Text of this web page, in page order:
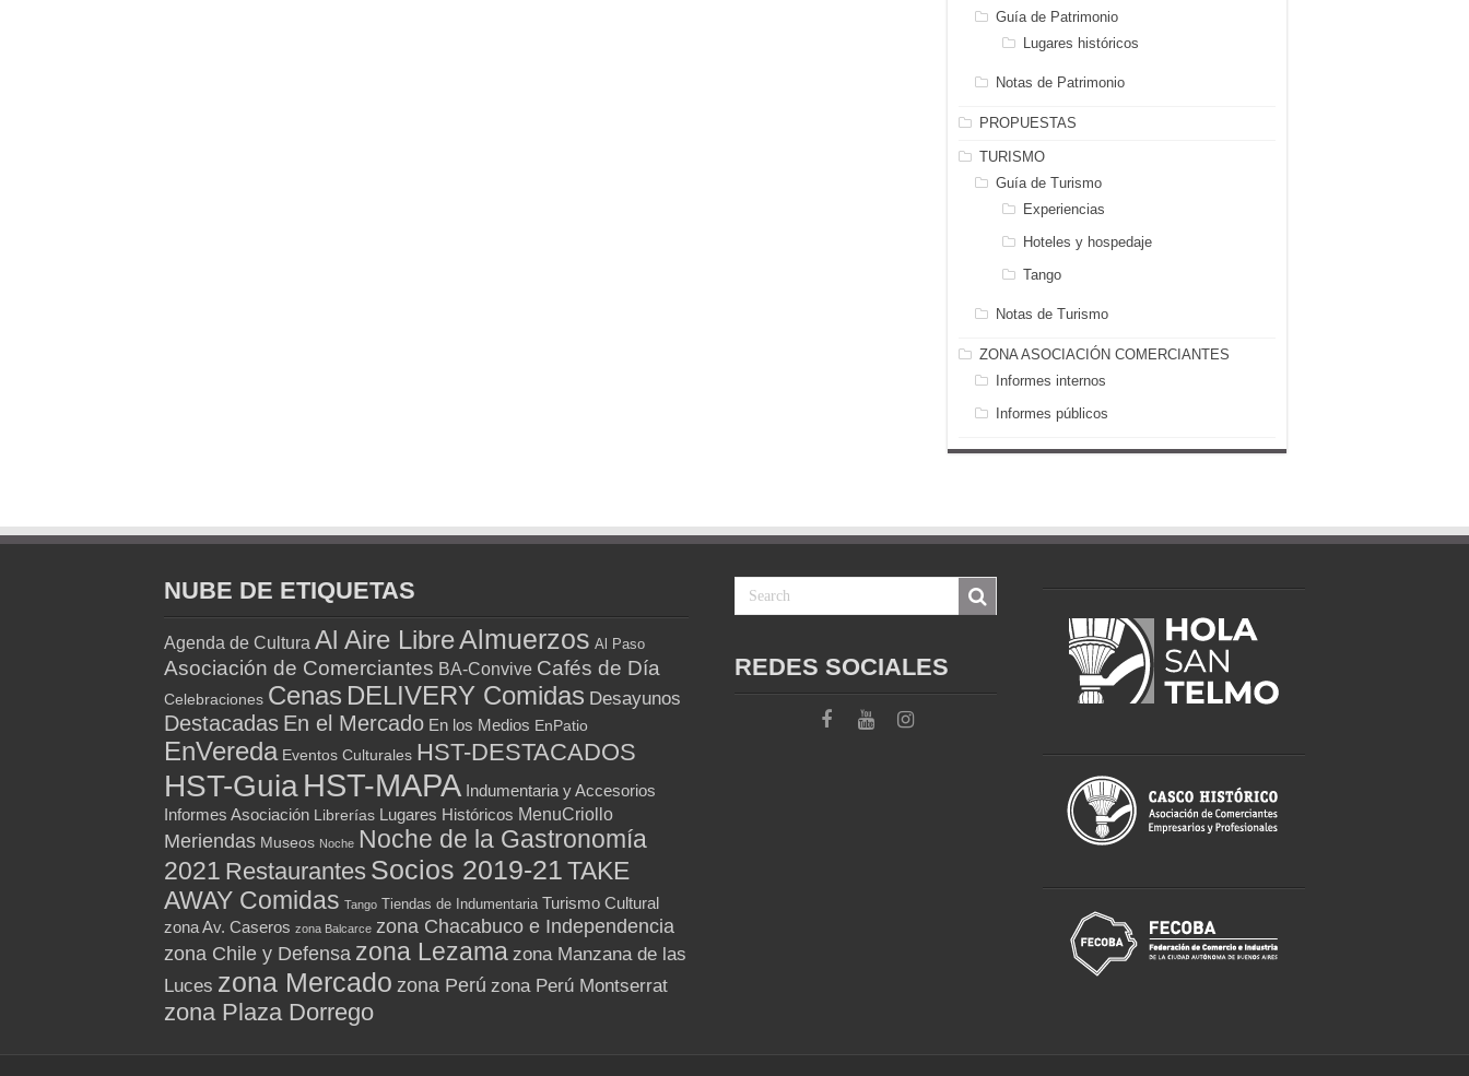
Guía de Patrimonio
Lugares históricos
Notas de Patrimonio
PROPUESTAS
TURISMO
Guía de Turismo
Experiencias
Hoteles y hospedaje
Tango
Notas de Turismo
ZONA ASOCIACIÓN COMERCIANTES
Informes internos
Informes públicos
NUBE DE ETIQUETAS
Agenda de Cultura Al Aire LibreAlmuerzos Al Paso
Asociación de Comerciantes BA-Convive Cafés de Día
Celebraciones Cenas DELIVERY Comidas Desayunos
Destacadas En el Mercado En los Medios EnPatio
EnVereda Eventos Culturales HST-DESTACADOS
HST-Guia HST-MAPA Indumentaria y Accesorios
Informes Asociación Librerías Lugares Históricos MenuCriollo
Meriendas Museos Noche Noche de la Gastronomía
2021 Restaurantes Socios 2019-21TAKE
AWAY Comidas Tango Tiendas de Indumentaria Turismo Cultural
zona Av. Caseros zona Balcarce zona Chacabuco e Independencia
zona Chile y Defensa zona Lezama zona Manzana de las
Luces zona Mercado zona Perú zona Perú Montserrat
zona Plaza Dorrego
REDES SOCIALES